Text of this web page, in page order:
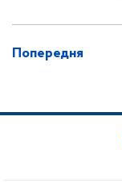
Попередня